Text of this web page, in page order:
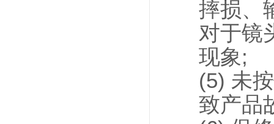
摔损、
对于镜
现象;
(5) 未
致产品